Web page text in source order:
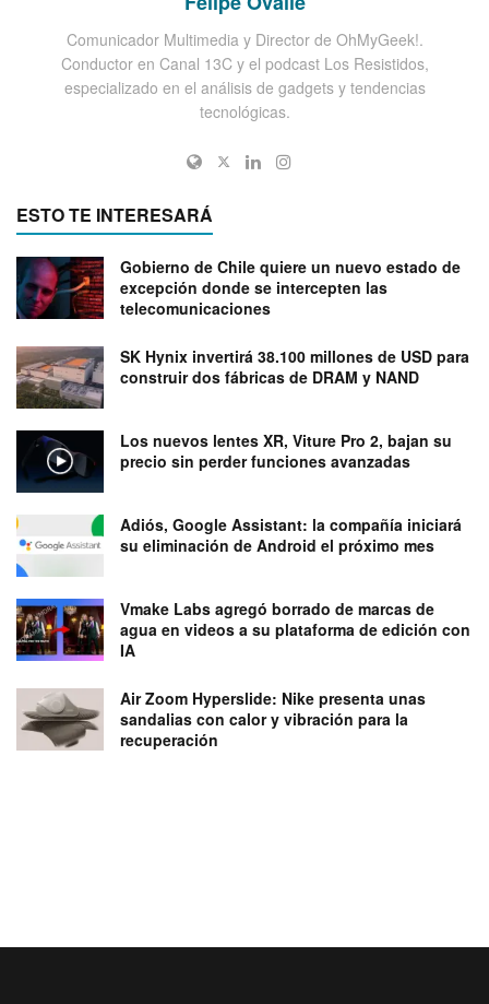
Comunicador Multimedia y Director de OhMyGeek!.
Conductor en Canal 13C y el podcast Los Resistidos,
especializado en el análisis de gadgets y tendencias
tecnológicas.
ESTO TE INTERESARÁ
Gobierno de Chile quiere un nuevo estado de
excepción donde se intercepten las
telecomunicaciones
SK Hynix invertirá 38.100 millones de USD para
construir dos fábricas de DRAM y NAND
Los nuevos lentes XR, Viture Pro 2, bajan su
precio sin perder funciones avanzadas
Adiós, Google Assistant: la compañía iniciará
su eliminación de Android el próximo mes
Vmake Labs agregó borrado de marcas de
agua en videos a su plataforma de edición con
IA
Air Zoom Hyperslide: Nike presenta unas
sandalias con calor y vibración para la
recuperación